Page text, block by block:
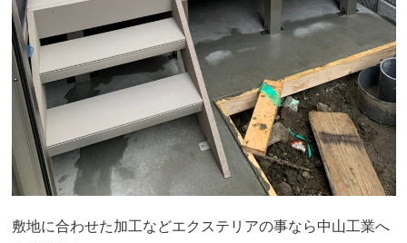
敷地に合わせた加工などエクステリアの事なら中山工業へ